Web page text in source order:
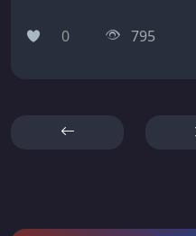
0 795